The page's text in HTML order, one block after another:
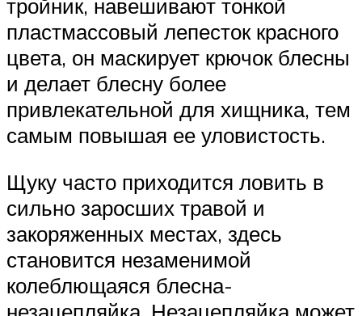
тройник, навешивают тонкой
пластмассовый лепесток красного
цвета, он маскирует крючок блесны
и делает блесну более
привлекательной для хищника, тем
самым повышая ее уловистость.
Щуку часто приходится ловить в
сильно заросших травой и
закоряженных местах, здесь
становится незаменимой
колеблющаяся блесна-